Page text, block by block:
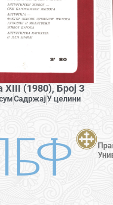
XIII (1980), Број 3
СадржајУ целини